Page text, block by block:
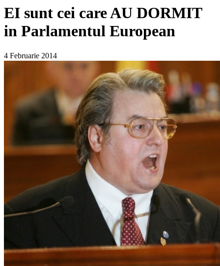
EI sunt cei care AU DORMIT
in Parlamentul European
4 Februarie 2014